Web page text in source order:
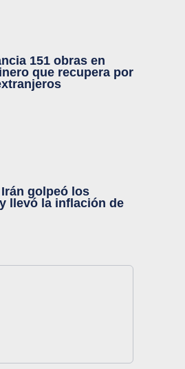
151 obras en
que recupera por
golpeó los
llevó la inflación de